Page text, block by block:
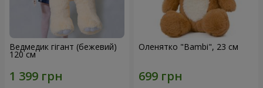
Ведмедик гігант (бежевий)
120 см
Оленятко "Bambi", 23 см